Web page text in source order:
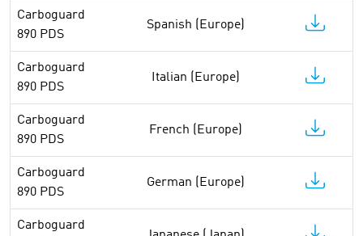
Carboguard
890 PDS
Spanish (Europe)
Carboguard
890 PDS
Italian (Europe)
Carboguard
890 PDS
French (Europe)
Carboguard
890 PDS
German (Europe)
Carboguard